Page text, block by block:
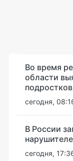
Во время
области
подростков
сегодня,
В России
сегодня,